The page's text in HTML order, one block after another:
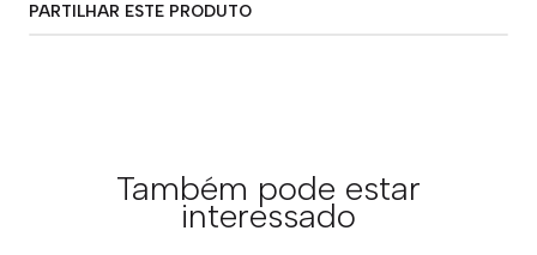
PARTILHAR ESTE PRODUTO
Também pode estar
interessado